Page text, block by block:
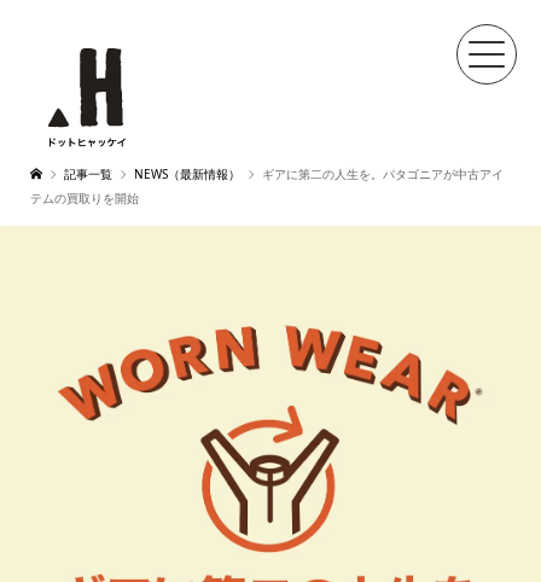
記事一覧 NEWS（最新情報）
ギアに第二の人生を。パタゴニアが中古アイ
テムの買取りを開始